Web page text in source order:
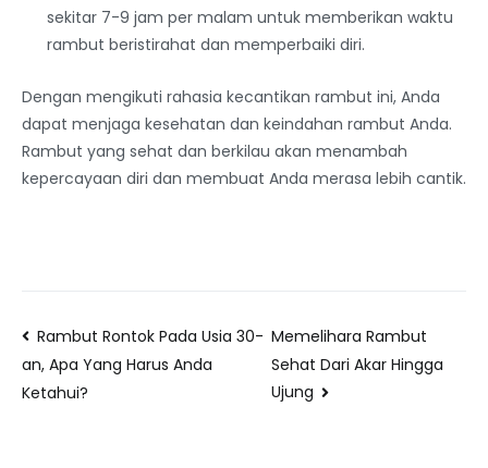
sekitar 7-9 jam per malam untuk memberikan waktu
rambut beristirahat dan memperbaiki diri.
Dengan mengikuti rahasia kecantikan rambut ini, Anda
dapat menjaga kesehatan dan keindahan rambut Anda.
Rambut yang sehat dan berkilau akan menambah
kepercayaan diri dan membuat Anda merasa lebih cantik.
Rambut Rontok Pada Usia 30-
an, Apa Yang Harus Anda
Ketahui?
Memelihara Rambut
Sehat Dari Akar Hingga
Ujung